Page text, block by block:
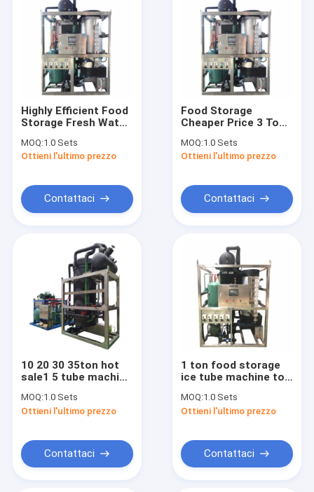
Highly Efficient Food
Storage Fresh Water
Machine Tube Ice
Machine For
Seafood
MOQ:1.0 Sets
Ottieni l'ultimo prezzo
Contattaci
Food Storage
Cheaper Price 3 Ton
Supermarket
MOQ:1.0 Sets
Ottieni l'ultimo prezzo
Contattaci
10 20 30 35ton hot
sale1 5 tube machine
storage
MOQ:1.0 Sets
Ottieni l'ultimo prezzo
Contattaci
1 ton food storage
ice tube machine to
MOQ:1.0 Sets
Ottieni l'ultimo prezzo
Contattaci